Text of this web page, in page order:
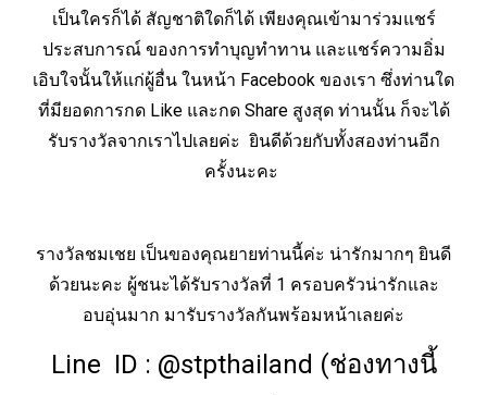
เป็นใครก็ได้ สัญชาติใดก็ได้ เพียงคุณเข้ามาร่วมแชร์
ประสบการณ์ ของการทำบุญทำทาน และแชร์ความอิ่ม
เอิบใจนั้นให้แก่ผู้อื่น ในหน้า Facebook ของเรา ซึ่งท่านใด
ที่มียอดการกด Like และกด Share สูงสุด ท่านนั้น ก็จะได้
รับรางวัลจากเราไปเลยค่ะ ยินดีด้วยกับทั้งสองท่านอีก
ครั้งนะคะ
รางวัลชมเชย เป็นของคุณยายท่านนี้ค่ะ น่ารักมากๆ ยินดี
ด้วยนะคะ ผู้ชนะได้รับรางวัลที่ 1 ครอบครัวน่ารักและ
อบอุ่นมาก มารับรางวัลกันพร้อมหน้าเลยค่ะ
Line ID : @stpthailand (ช่องทางนี้